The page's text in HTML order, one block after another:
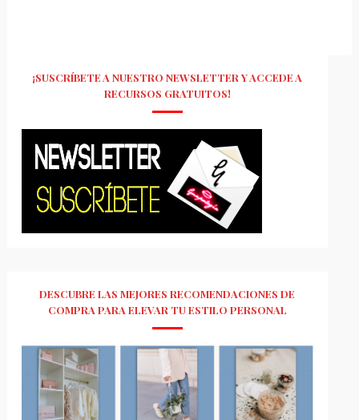
¡SUSCRÍBETE A NUESTRO NEWSLETTER Y ACCEDE A
RECURSOS GRATUITOS!
DESCUBRE LAS MEJORES RECOMENDACIONES DE
COMPRA PARA ELEVAR TU ESTILO PERSONAL